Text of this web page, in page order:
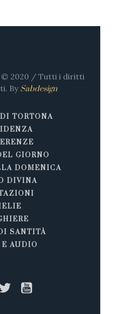
© 2020 / Tutti i diritti
By Sabdesign
TORTONA
GIORNO
DOMENICA
DIVINA
SANTITÀ
AUDIO